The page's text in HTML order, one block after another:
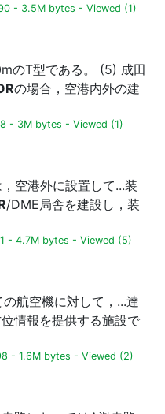
- 3.5M bytes - Viewed (1)
のT型である。 (5) 成田
の場合，空港内外の建
- 3M bytes - Viewed (1)
空港外に設置して...装
/DME局舎を建設し，装
- 4.7M bytes - Viewed (5)
航空機に対して，...達
情報を提供する施設で
- 1.6M bytes - Viewed (2)